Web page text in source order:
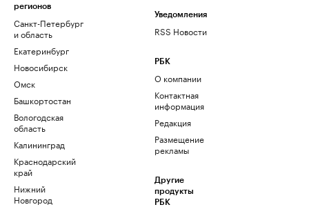
регионов
Санкт-Петербург
и область
Екатеринбург
Новосибирск
Омск
Башкортостан
Вологодская
область
Калининград
Краснодарский
край
Нижний
Новгород
Уведомления
RSS Новости
РБК
О компании
Контактная
информация
Редакция
Размещение
рекламы
Другие
продукты
РБК